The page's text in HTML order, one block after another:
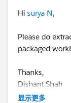
Hi surya N,
Please do
packaged
Thanks,
Dishant Shah
显示更多